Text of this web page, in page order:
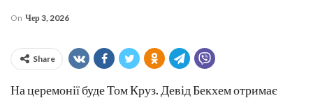
On Чер 3, 2026
Share
На церемонії буде Том Круз. Девід Бекхем отримає